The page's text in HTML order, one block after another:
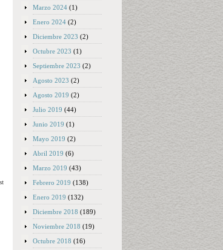
Marzo 2024 (1)
Enero 2024 (2)
Diciembre 2023 (2)
Octubre 2023 (1)
Septiembre 2023 (2)
Agosto 2023 (2)
Agosto 2019 (2)
Julio 2019 (44)
Junio 2019 (1)
Mayo 2019 (2)
Abril 2019 (6)
Marzo 2019 (43)
Febrero 2019 (138)
Enero 2019 (132)
Diciembre 2018 (189)
Noviembre 2018 (19)
Octubre 2018 (16)